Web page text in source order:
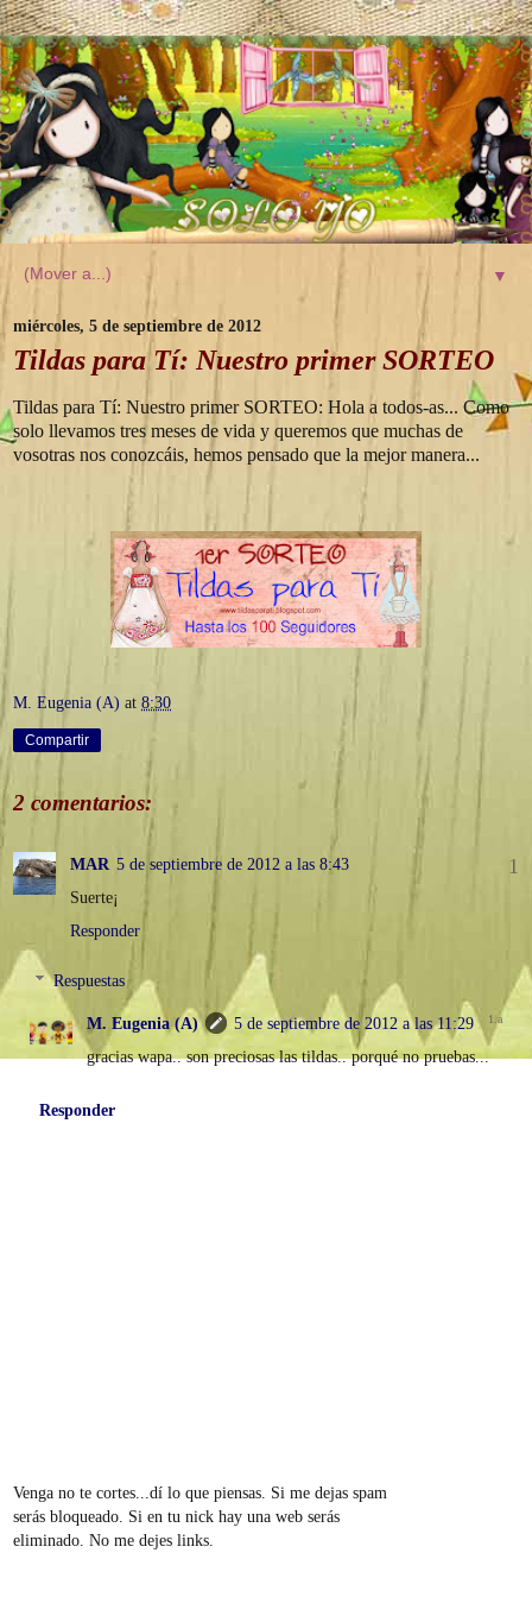
▼
miércoles, 5 de septiembre de 2012
Tildas para Tí: Nuestro primer SORTEO
Tildas para Tí: Nuestro primer SORTEO: Hola a todos-as... Como
solo llevamos tres meses de vida y queremos que muchas de
vosotras nos conozcáis, hemos pensado que la mejor manera...
M. Eugenia (A) at 8:30
Compartir
2 comentarios:
MAR 5 de septiembre de 2012 a las 8:43
Suerte¡
Responder
Respuestas
M. Eugenia (A)
5 de septiembre de 2012 a las 11:29
gracias wapa.. son preciosas las tildas.. porqué no pruebas...
Responder
Venga no te cortes...dí lo que piensas. Si me dejas spam
serás bloqueado. Si en tu nick hay una web serás
eliminado. No me dejes links.